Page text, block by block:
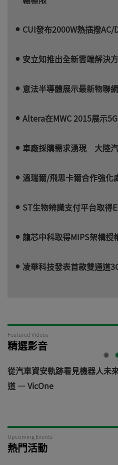
CUI發布2000W熱插撥AC/
安立知推出全新雲端解決
意法半導體展示最新物聯
Altera在MWC 2015展示
車廠採購需求湧現 大陸
溫瑞爾/飛思卡爾合作強化
ST生物辨識支付平台取得
龍芯中科取得MIPS架構授
凌華科技發表首款雙通道
Featured Videos
精選影音
從汽車資安軌跡看見機器人未
道 — VicOne
Upcoming Events
熱門活動